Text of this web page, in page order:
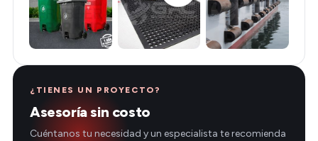
¿TIENES UN PROYECTO?
Asesoría sin costo
Cuéntanos tu necesidad y un especialista te recomienda